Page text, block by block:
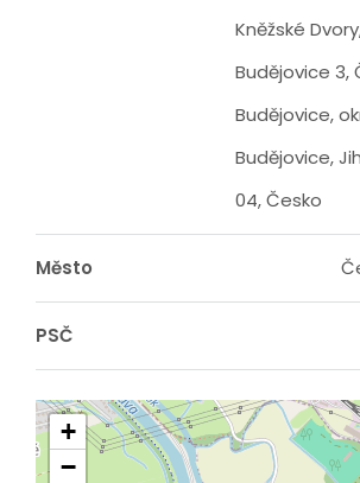
Kněžské
Budějovice 3,
Budějovice,
Budějovice,
04, Česko
Město
PSČ
+
−